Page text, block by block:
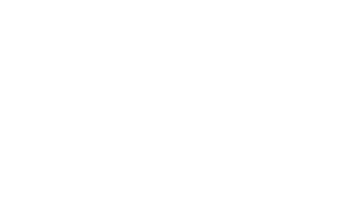
信息网
哪儿可以找漂亮MM?-
地址_招聘信息_注册信息_
题歌乐山公司注册网
注册代理_代办注册公司价
_工商注册】-重庆工商注
办注册公司价格】-重庆赶
-重庆赶集网